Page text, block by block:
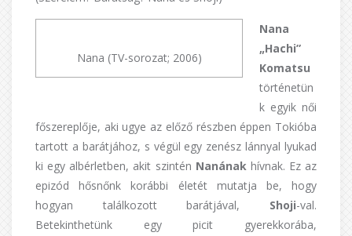
Nana (TV-sorozat; 2006)
Nana
„Hachi”
Komatsu
történetün
k egyik női
főszereplője, aki ugye az előző részben éppen Tokióba
tartott a barátjához, s végül egy zenész lánnyal lyukad
ki egy albérletben, akit szintén Nanának hívnak. Ez az
epizód hősnőnk korábbi életét mutatja be, hogy
hogyan találkozott barátjával, Shoji-val.
Betekinthetünk egy picit gyerekkorába,